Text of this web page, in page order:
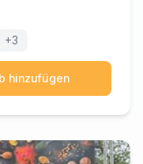
+3
hinzufügen